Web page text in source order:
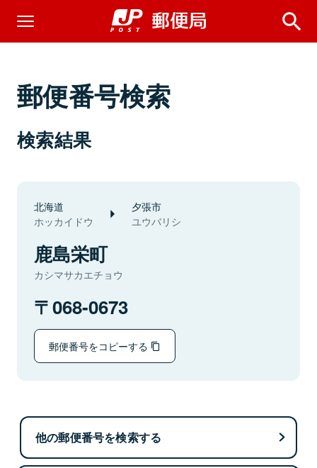
郵便番号検索
検索結果
北海道
ホッカイドウ
夕張市
ユウバリシ
鹿島栄町
カシマサカエチョウ
068-0673
郵便番号をコピーする
他の郵便番号を検索する